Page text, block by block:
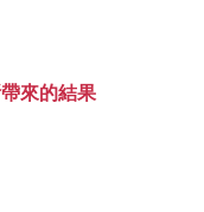
來的結果